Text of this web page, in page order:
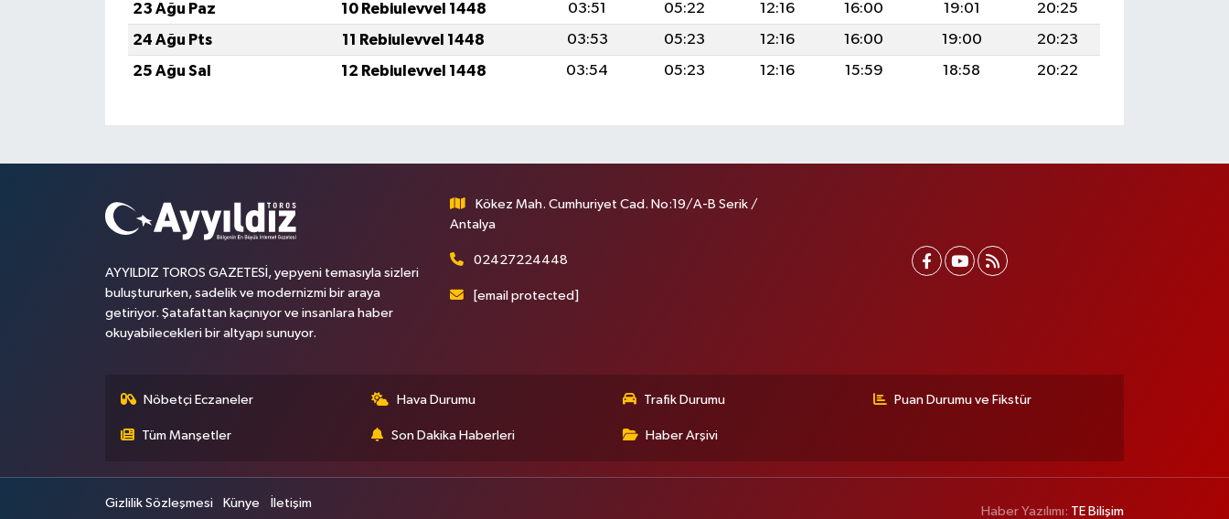
23 Ağu Paz
10 Rebiulevvel 1448 03:51 05:22 12:16 16:00 19:01
20:25
24 Ağu Pts
11 Rebiulevvel 1448 03:53 05:23 12:16 16:00 19:00
20:23
25 Ağu Sal
12 Rebiulevvel 1448 03:54 05:23 12:16 15:59 18:58 20:22
AYYILDIZ TOROS GAZETESİ, yepyeni temasıyla sizleri
buluştururken, sadelik ve modernizmi bir araya
getiriyor. Şatafattan kaçınıyor ve insanlara haber
okuyabilecekleri bir altyapı sunuyor.
Kökez Mah. Cumhuriyet Cad. No:19/A-B Serik /
Antalya
02427224448
[email protected]
Nöbetçi Eczaneler Hava Durumu Trafik Durumu Puan Durumu ve Fikstür
Tüm Manşetler Son Dakika Haberleri Haber Arşivi
Gizlilik Sözleşmesi Künye İletişim
Haber Yazılımı: TE Bilişim